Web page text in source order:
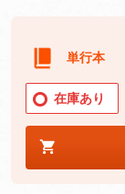
単行本
在庫あり